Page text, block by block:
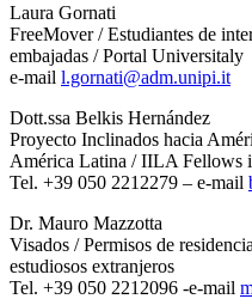
Laura Gornati
FreeMover / Estudiantes de
embajadas / Portal Universitaly
e-mail l.gornati@adm.unipi.it
Dott.ssa Belkis Hernández
Proyecto Inclinados hacia
América Latina / IILA Fellows
Tel. +39 050 2212279 – e-mail
Dr. Mauro Mazzotta
Visados / Permisos de
estudiosos extranjeros
Tel. +39 050 2212096 -e-mail